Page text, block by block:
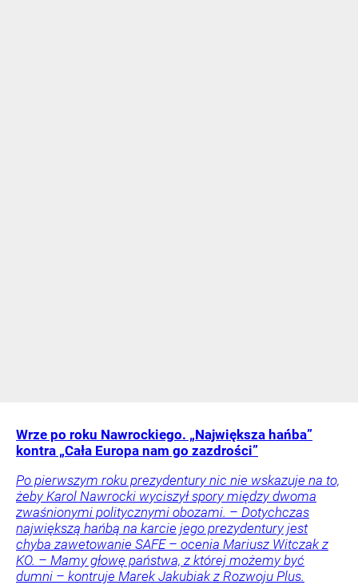
Wrze po roku Nawrockiego. „Największa hańba”
kontra „Cała Europa nam go zazdrości”
Po pierwszym roku prezydentury nic nie wskazuje na to,
żeby Karol Nawrocki wyciszył spory między dwoma
zwaśnionymi politycznymi obozami. – Dotychczas
największą hańbą na karcie jego prezydentury jest
chyba zawetowanie SAFE – ocenia Mariusz Witczak z
KO. – Mamy głowę państwa, z której możemy być
dumni – kontruje Marek Jakubiak z Rozwoju Plus.